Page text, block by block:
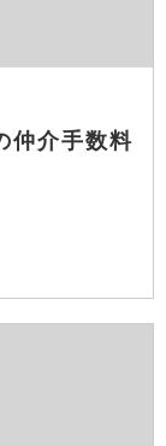
仲介手数料